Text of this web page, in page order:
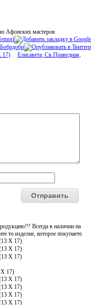
Афонских мастеров
17)
Елисавета, Св.Праведная,
Всегда в наличии на
то изделие, которое покупаете.
Х 17)